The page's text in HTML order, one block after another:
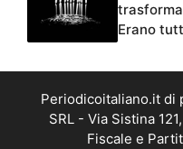
trasforma
Erano
Periodicoitaliano.it di
SRL - Via Sistina
Fiscale e